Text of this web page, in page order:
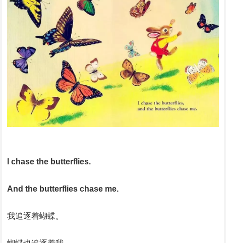
I chase the butterflies.
And the butterflies chase me.
我追逐着蝴蝶。